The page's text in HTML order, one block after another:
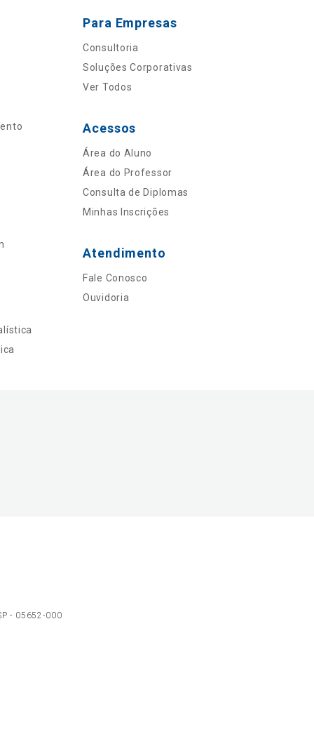
Para Empresas
Consultoria
Soluções Corporativas
Ver Todos
Acessos
Área do Aluno
Área do Professor
Consulta de Diplomas
Minhas Inscrições
Atendimento
Fale Conosco
Ouvidoria
- 05652-000